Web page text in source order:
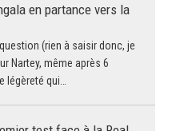
en partance vers la
(rien à saisir donc, je
Nartey, même après 6
qui…